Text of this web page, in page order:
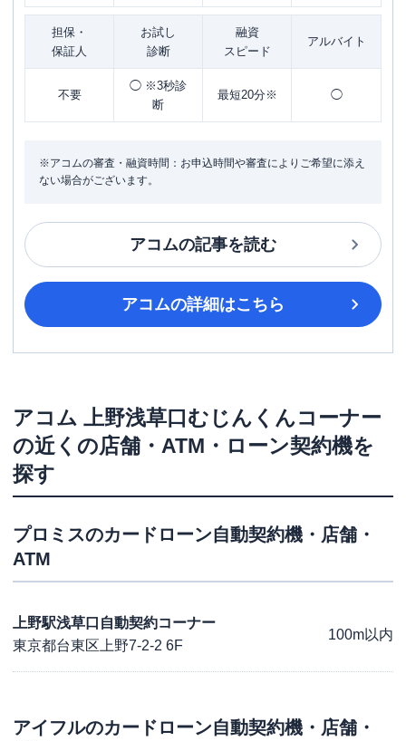
担保・
保証人
お試し
診断
融資
スピード
アルバイト
不要
◯ ※3秒診
断
最短20分※ ◯
※アコムの審査・融資時間：お申込時間や審査によりご希望に添え
ない場合がございます。
アコムの記事を読む
アコムの詳細はこちら
アコム 上野浅草口むじんくんコーナー
の近くの店舗・ATM・ローン契約機を
探す
プロミスのカードローン自動契約機・店舗・
ATM
上野駅浅草口自動契約コーナー
東京都台東区上野7-2-2 6F
100m以内
アイフルのカードローン自動契約機・店舗・